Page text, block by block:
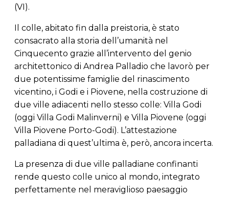
(VI).
Il colle, abitato fin dalla preistoria, è stato
consacrato alla storia dell’umanità nel
Cinquecento grazie all’intervento del genio
architettonico di Andrea Palladio che lavorò per
due potentissime famiglie del rinascimento
vicentino, i Godi e i Piovene, nella costruzione di
due ville adiacenti nello stesso colle: Villa Godi
(oggi Villa Godi Malinverni) e Villa Piovene (oggi
Villa Piovene Porto-Godi). L’attestazione
palladiana di quest’ultima è, però, ancora incerta.
La presenza di due ville palladiane confinanti
rende questo colle unico al mondo, integrato
perfettamente nel meraviglioso paesaggio